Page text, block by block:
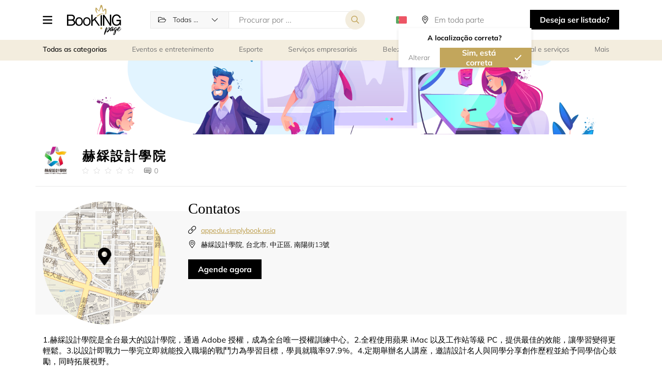
Todas as categorias
A localização correta?
Alterar
Sim, está
correta
Deseja ser listado?
Todas as categorias Eventos e entretenimento Esporte Serviços empresariais Beleza e bem-estar Reuniões de pessoal e serviços Mais
赫綵設計學院
0
Contatos
appedu.simplybook.asia
赫綵設計學院, 台北市, 中正區, 南陽街13號
Agende agora
1.赫綵設計學院是全台最大的設計學院，通過 Adobe 授權，成為全台唯一授權訓練中心。2.全程使用蘋果 iMac 以及工作站等級 PC，提供最佳的效能，讓學習變得更
輕鬆。3.以設計即戰力一學完立即就能投入職場的戰鬥力為學習目標，學員就職率97.9%。4.定期舉辦名人講座，邀請設計名人與同學分享創作歷程並給予同學信心鼓
勵，同時拓展視野。